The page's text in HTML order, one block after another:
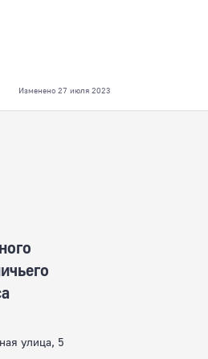
Изменено 27 июля 2023
улица, 5